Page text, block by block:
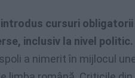
cursuri obligatorii
inclusiv la nivel politic.
a nimerit în mijlocul